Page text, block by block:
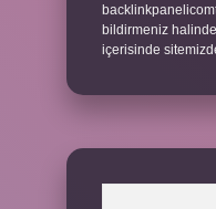
bildirmeniz
içerisinde